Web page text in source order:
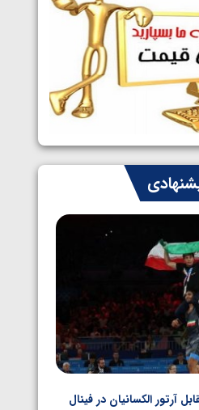
در پنج وزن
جهان
1405/05/06
آرتور الکسانیان در فینال